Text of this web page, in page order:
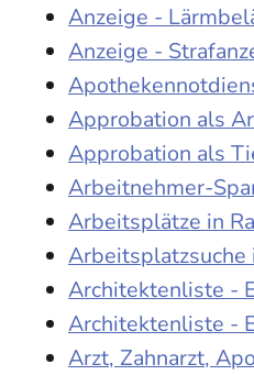
Anzeige -
Anzeige -
Approbation als
Approbation als
Arbeitnehmer-
Arbeitsplätze in
Architektenliste -
Architektenliste -
Arzt, Zahnarzt,